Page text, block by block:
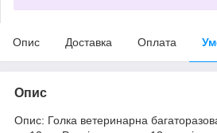
Опис Доставка Оплата
Опис
Опис: Голка ветеринарна